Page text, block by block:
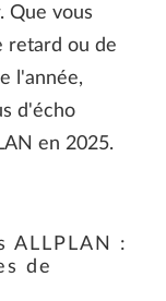
Que vous
retard ou de
l'année,
d'écho
en 2025.
ALLPLAN :
de